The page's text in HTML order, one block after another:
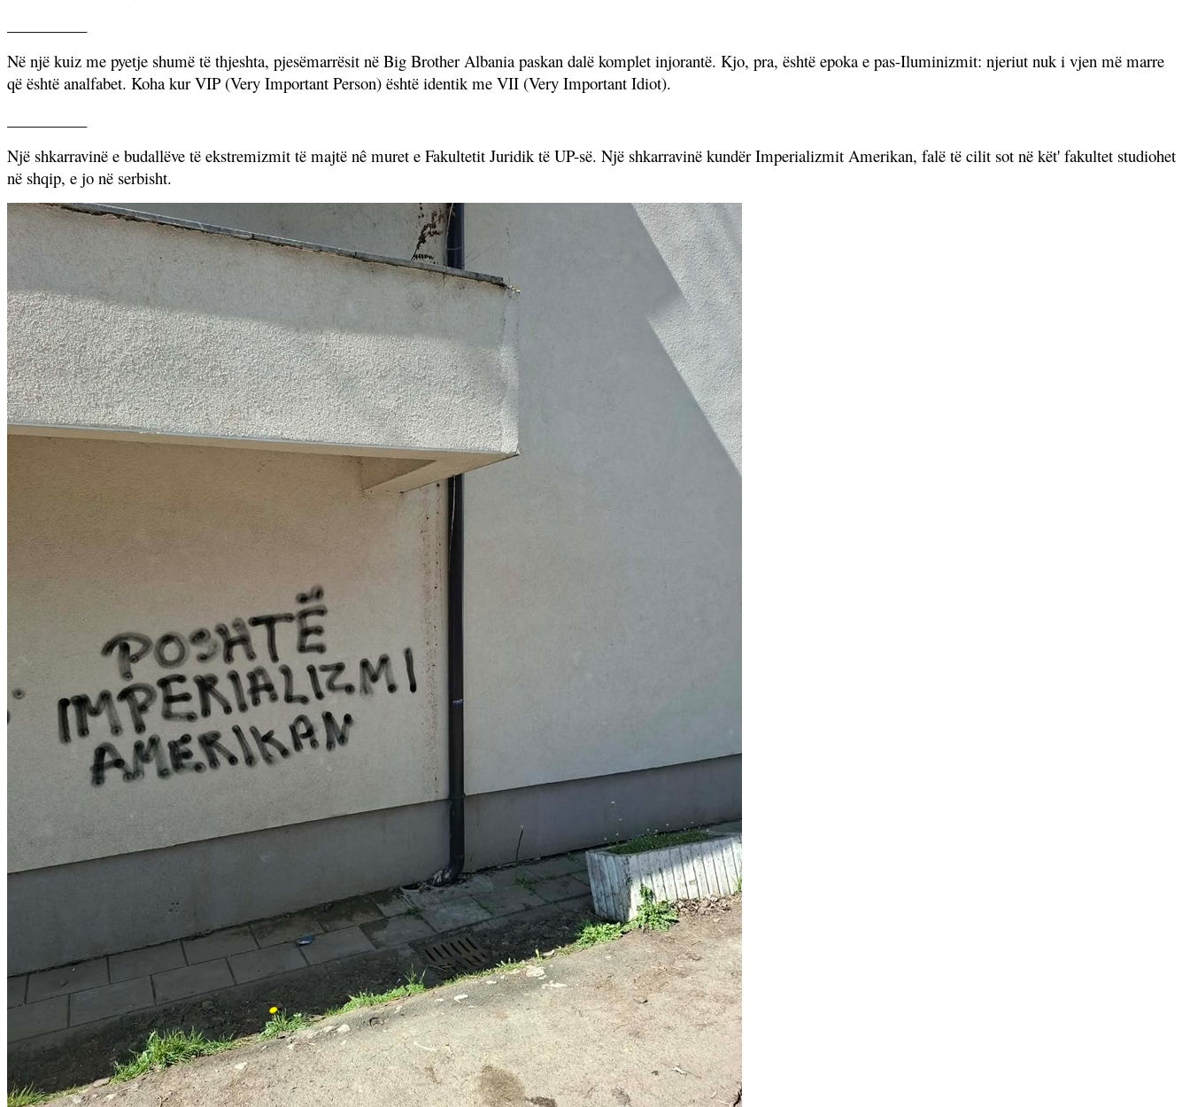
Në një kuiz me pyetje shumë të thjeshta, pjesëmarrësit në Big Brother Albania paskan dalë komplet injorantë. Kjo, pra, është epoka e pas-Iluminizmit: njeriut nuk i vjen më marre
që është analfabet. Koha kur VIP (Very Important Person) është identik me VII (Very Important Idiot).
Një shkarravinë e budallëve të ekstremizmit të majtë nê muret e Fakultetit Juridik të UP-së. Një shkarravinë kundër Imperializmit Amerikan, falë të cilit sot në kët' fakultet studiohet
në shqip, e jo në serbisht.